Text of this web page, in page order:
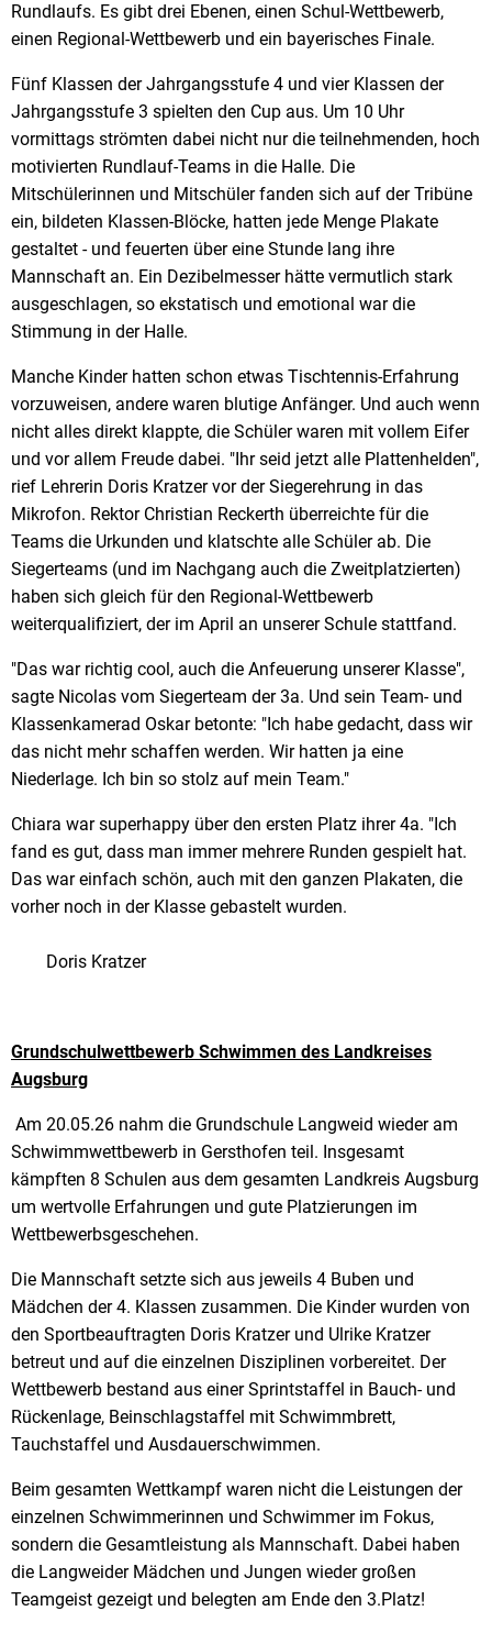
Rundlaufs. Es gibt drei Ebenen, einen Schul-Wettbewerb,
einen Regional-Wettbewerb und ein bayerisches Finale.
Fünf Klassen der Jahrgangsstufe 4 und vier Klassen der
Jahrgangsstufe 3 spielten den Cup aus. Um 10 Uhr
vormittags strömten dabei nicht nur die teilnehmenden, hoch
motivierten Rundlauf-Teams in die Halle. Die
Mitschülerinnen und Mitschüler fanden sich auf der Tribüne
ein, bildeten Klassen-Blöcke, hatten jede Menge Plakate
gestaltet - und feuerten über eine Stunde lang ihre
Mannschaft an. Ein Dezibelmesser hätte vermutlich stark
ausgeschlagen, so ekstatisch und emotional war die
Stimmung in der Halle.
Manche Kinder hatten schon etwas Tischtennis-Erfahrung
vorzuweisen, andere waren blutige Anfänger. Und auch wenn
nicht alles direkt klappte, die Schüler waren mit vollem Eifer
und vor allem Freude dabei. "Ihr seid jetzt alle Plattenhelden",
rief Lehrerin Doris Kratzer vor der Siegerehrung in das
Mikrofon. Rektor Christian Reckerth überreichte für die
Teams die Urkunden und klatschte alle Schüler ab. Die
Siegerteams (und im Nachgang auch die Zweitplatzierten)
haben sich gleich für den Regional-Wettbewerb
weiterqualifiziert, der im April an unserer Schule stattfand.
"Das war richtig cool, auch die Anfeuerung unserer Klasse",
sagte Nicolas vom Siegerteam der 3a. Und sein Team- und
Klassenkamerad Oskar betonte: "Ich habe gedacht, dass wir
das nicht mehr schaffen werden. Wir hatten ja eine
Niederlage. Ich bin so stolz auf mein Team."
Chiara war superhappy über den ersten Platz ihrer 4a. "Ich
fand es gut, dass man immer mehrere Runden gespielt hat.
Das war einfach schön, auch mit den ganzen Plakaten, die
vorher noch in der Klasse gebastelt wurden.
Doris Kratzer
Grundschulwettbewerb Schwimmen des Landkreises
Augsburg
Am 20.05.26 nahm die Grundschule Langweid wieder am
Schwimmwettbewerb in Gersthofen teil. Insgesamt
kämpften 8 Schulen aus dem gesamten Landkreis Augsburg
um wertvolle Erfahrungen und gute Platzierungen im
Wettbewerbsgeschehen.
Die Mannschaft setzte sich aus jeweils 4 Buben und
Mädchen der 4. Klassen zusammen. Die Kinder wurden von
den Sportbeauftragten Doris Kratzer und Ulrike Kratzer
betreut und auf die einzelnen Disziplinen vorbereitet. Der
Wettbewerb bestand aus einer Sprintstaffel in Bauch- und
Rückenlage, Beinschlagstaffel mit Schwimmbrett,
Tauchstaffel und Ausdauerschwimmen.
Beim gesamten Wettkampf waren nicht die Leistungen der
einzelnen Schwimmerinnen und Schwimmer im Fokus,
sondern die Gesamtleistung als Mannschaft. Dabei haben
die Langweider Mädchen und Jungen wieder großen
Teamgeist gezeigt und belegten am Ende den 3.Platz!